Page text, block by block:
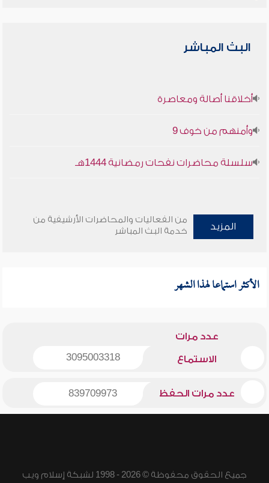
البث المباشر
أخلاقنا أصالة ومعاصرة
وأمنهم من خوف 9
سلسلة محاضرات نفحات رمضانية 1444هـ
المزيد
من الفعاليات والمحاضرات الأرشيفية من
خدمة البث المباشر
الأكثر استماعا لهذا الشهر
عدد مرات
الاستماع 3095003318
عدد مرات الحفظ 839709973
جميع الحقوق محفوظة © 2026 - 1998 لشبكة إسلام ويب